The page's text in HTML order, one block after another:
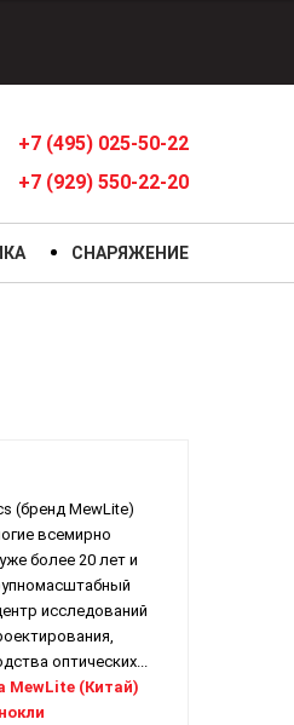
+7 (495) 025-50-22
+7 (929) 550-22-20
СНАРЯЖЕНИЕ
(бренд MewLite)
всемирно
более 20 лет и
исследований
оптических...
MewLite (Китай)